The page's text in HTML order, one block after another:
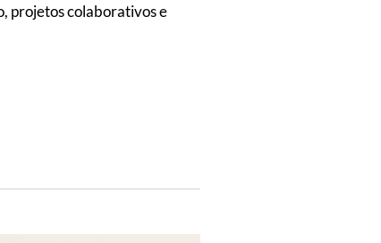
projetos colaborativos e